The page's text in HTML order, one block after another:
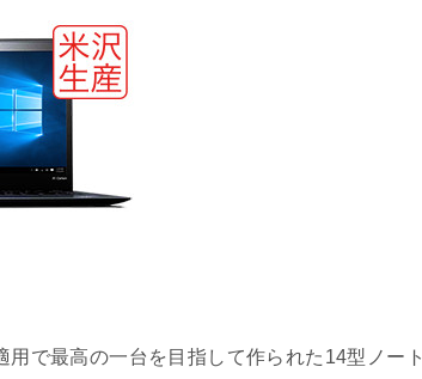
で最高の一台を目指して作られた14型ノート